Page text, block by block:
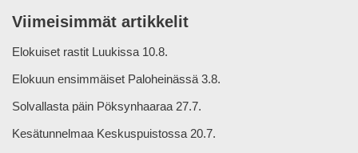
Viimeisimmät artikkelit
Elokuiset rastit Luukissa 10.8.
Elokuun ensimmäiset Paloheinässä 3.8.
Solvallasta päin Pöksynhaaraa 27.7.
Kesätunnelmaa Keskuspuistossa 20.7.